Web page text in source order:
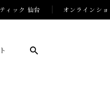
ィック 仙台 オンラインシ